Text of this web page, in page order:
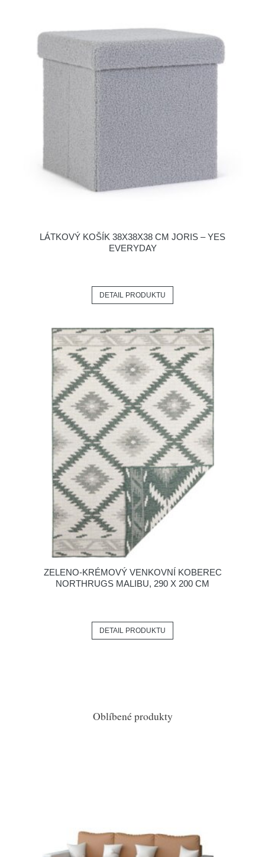
LÁTKOVÝ KOŠÍK 38X38X38 CM JORIS – YES
EVERYDAY
DETAIL PRODUKTU
ZELENO-KRÉMOVÝ VENKOVNÍ KOBEREC
NORTHRUGS MALIBU, 290 X 200 CM
DETAIL PRODUKTU
Oblíbené produkty